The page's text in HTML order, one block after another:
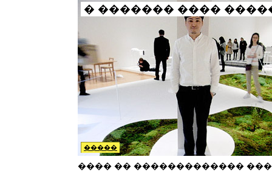
� ������� ����
�����
���� �� �������������